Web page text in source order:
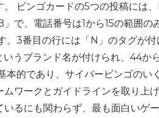
ビンゴカードの5つの投稿には
で、電話番号は1から15の範囲の
。3番目の行には「N」のタグが
うブランド名が付けられ、44か
的であり、サイバービンゴのい
ワークとガイドラインを取り上
るにも関わらず、最も面白いゲー